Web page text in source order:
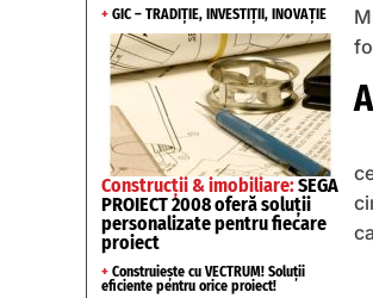
+ GIC – TRADIȚIE, INVESTIȚII, INOVAȚIE
Construcții & imobiliare:SEGA
PROIECT 2008 oferă soluții
personalizate pentru fiecare
proiect
+ Construiește cu VECTRUM! Soluții
eficiente pentru orice proiect!